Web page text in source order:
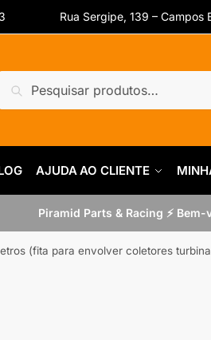
Rua Sergipe, 139 – Campos
por:
Pesquisar
AJUDA AO CLIENTE
Piramid Parts & Racing ⚡
(fita para envolver coletores